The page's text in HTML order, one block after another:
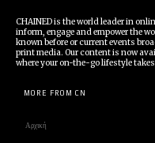
CHAINED is the world leader in
inform, engage and empower the
known before or current events
print media. Our content is now
where your on-the-go lifestyle
MORE FROM CN
Αρχική